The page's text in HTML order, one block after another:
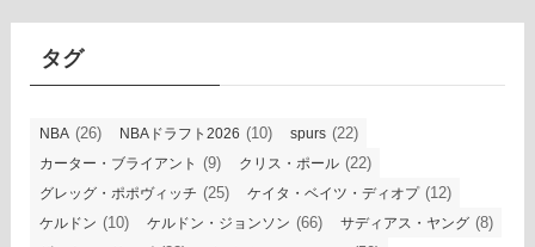
イ
タグ
NBA (26) NBAドラフト2026 (10) spurs (22)
カーター・ブライアント (9) クリス・ポール (22)
グレッグ・ポポヴィッチ (25) ケイタ・ベイツ・ディオプ(12)
ケルドン (10) ケルドン・ジョンソン (66) サディアス・ヤング (8)